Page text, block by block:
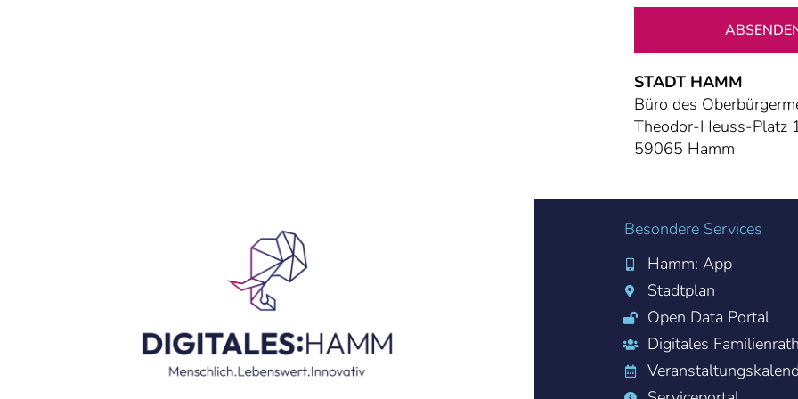
STADT HAMM
Büro des
Theodor-Heuss-Platz
59065 Hamm
Besondere Services
Hamm: App
Stadtplan
Open Data Portal
Digitales